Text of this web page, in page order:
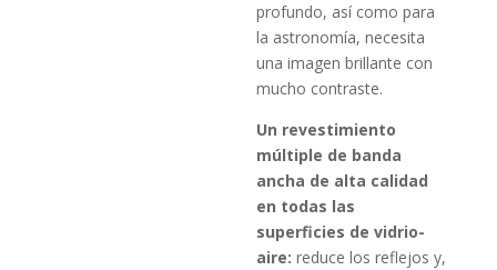
profundo, así como para
la astronomía, necesita
una imagen brillante con
mucho contraste.
Un revestimiento
múltiple de banda
ancha de alta calidad
en todas las
superficies de vidrio-
aire: reduce los reflejos y,